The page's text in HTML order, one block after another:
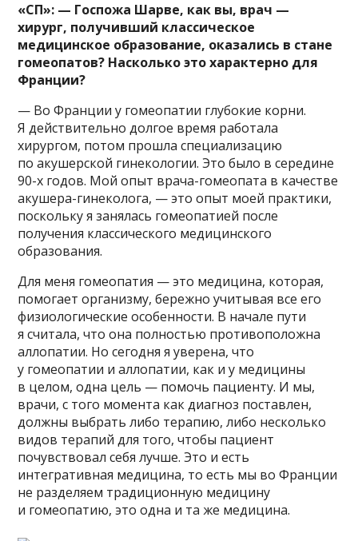
«СП»: — Госпожа Шарве, как вы, врач —
хирург, получивший классическое
медицинское образование, оказались в стане
гомеопатов? Насколько это характерно для
Франции?
— Во Франции у гомеопатии глубокие корни.
Я действительно долгое время работала
хирургом, потом прошла специализацию
по акушерской гинекологии. Это было в середине
90-х годов. Мой опыт врача-гомеопата в качестве
акушера-гинеколога, — это опыт моей практики,
поскольку я занялась гомеопатией после
получения классического медицинского
образования.
Для меня гомеопатия — это медицина, которая,
помогает организму, бережно учитывая все его
физиологические особенности. В начале пути
я считала, что она полностью противоположна
аллопатии. Но сегодня я уверена, что
у гомеопатии и аллопатии, как и у медицины
в целом, одна цель — помочь пациенту. И мы,
врачи, с того момента как диагноз поставлен,
должны выбрать либо терапию, либо несколько
видов терапий для того, чтобы пациент
почувствовал себя лучше. Это и есть
интегративная медицина, то есть мы во Франции
не разделяем традиционную медицину
и гомеопатию, это одна и та же медицина.